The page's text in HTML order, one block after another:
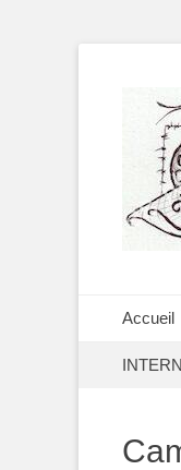
Menu
Accueil
Menu